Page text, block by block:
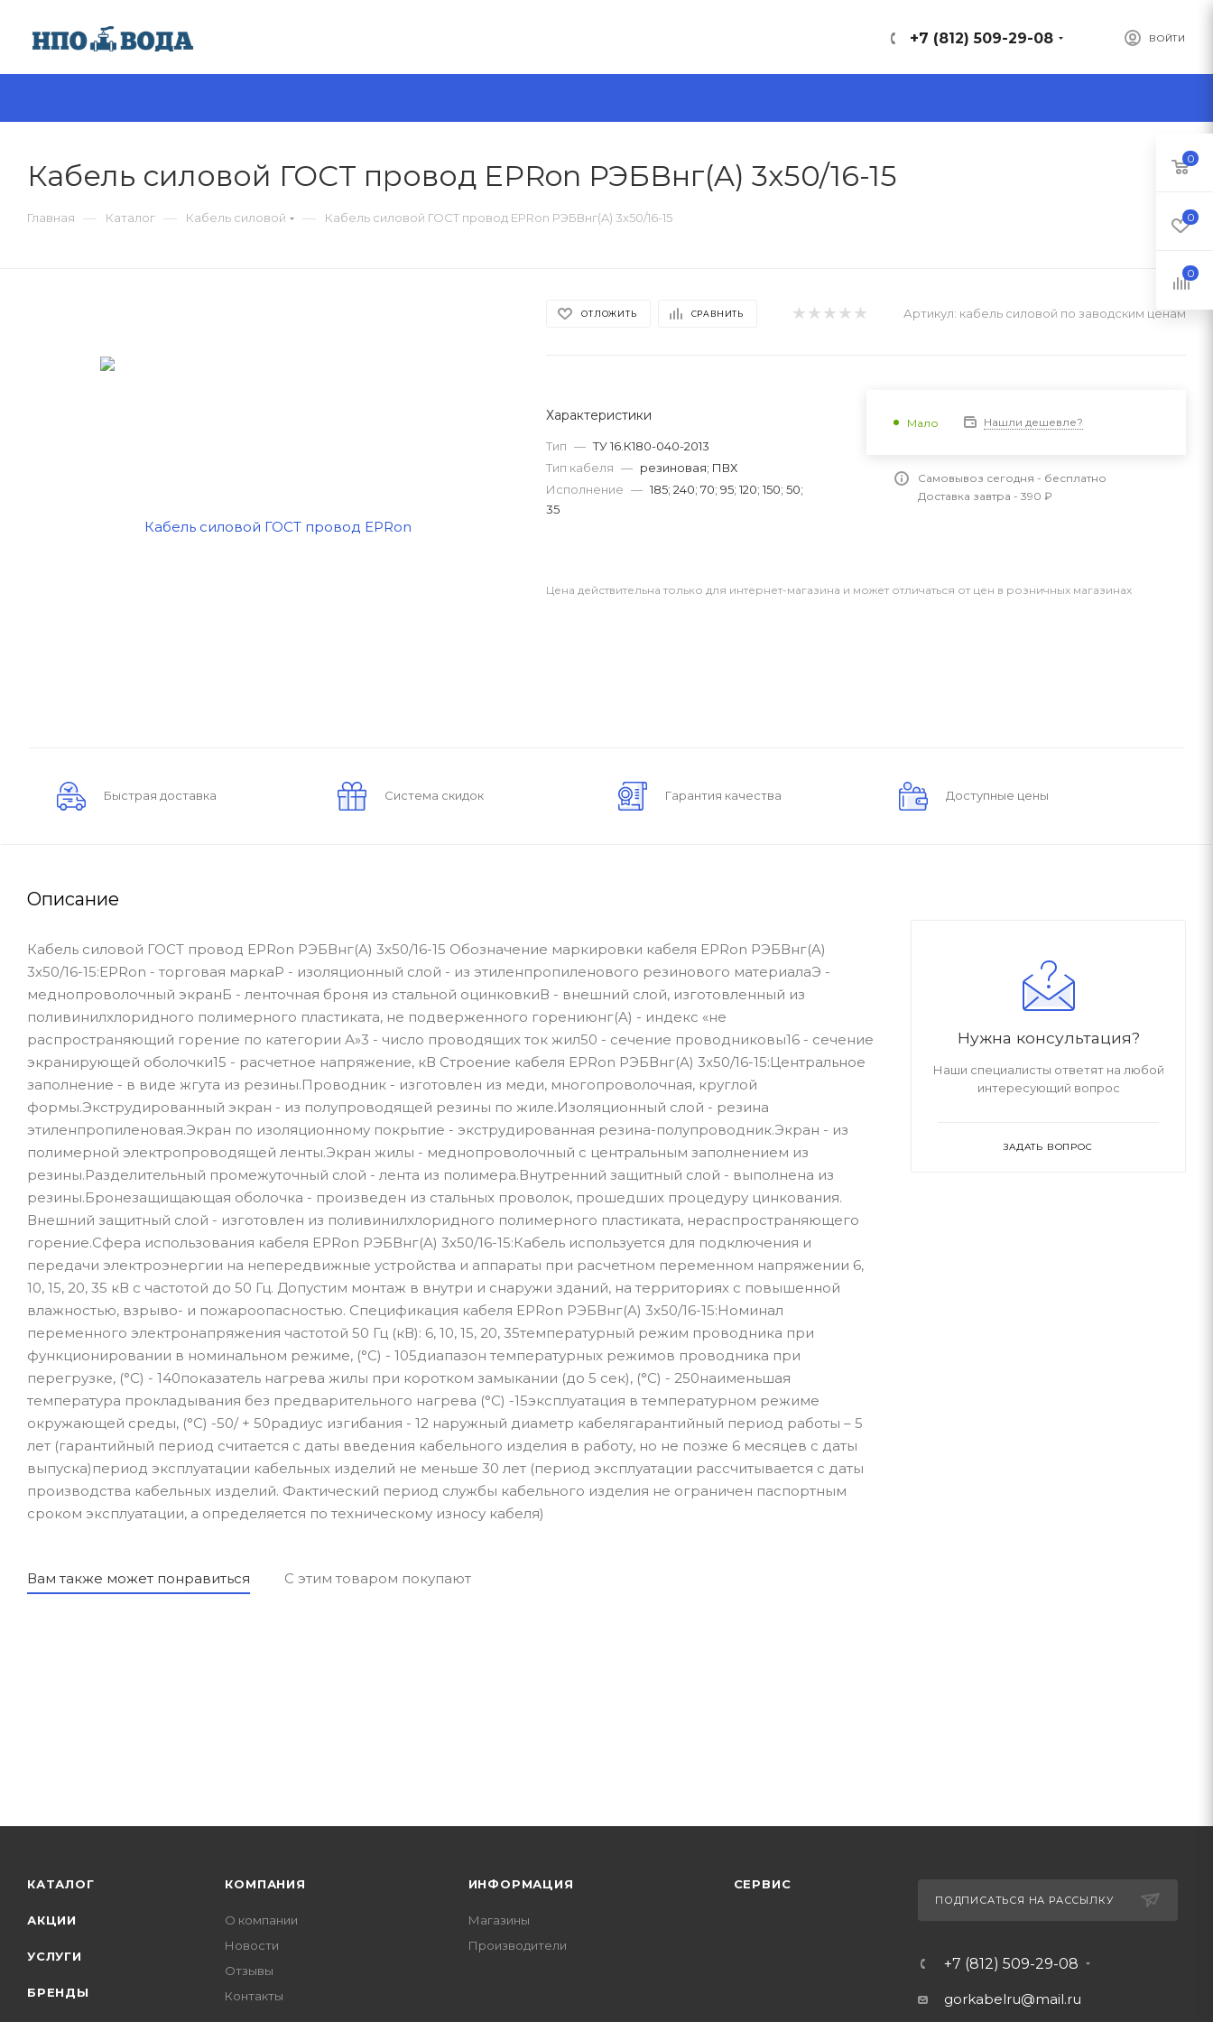
ВОЙТИ
+7 (812) 509-29-08
Кабель силовой ГОСТ провод EPRon РЭБВнг(A) 3x50/16-15
Главная — Каталог — Кабель силовой — Кабель силовой ГОСТ провод EPRon РЭБВнг(A) 3x50/16-15
ОТЛОЖИТЬ СРАВНИТЬ Артикул: кабель силовой по заводским ценам
Характеристики
Тип — ТУ 16.К180-040-2013
Тип кабеля — резиновая; ПВХ
Исполнение — 185; 240; 70; 95; 120; 150; 50;
35
Мало Нашли дешевле?
Самовывоз сегодня - бесплатно
Доставка завтра - 390 ₽
Цена действительна только для интернет-магазина и может отличаться от цен в розничных магазинах
Быстрая доставка Система скидок Гарантия качества Доступные цены
Описание
Кабель силовой ГОСТ провод EPRon РЭБВнг(A) 3x50/16-15 Обозначение маркировки кабеля EPRon РЭБВнг(A)
3x50/16-15:EPRon - торговая маркаР - изоляционный слой - из этиленпропиленового резинового материалаЭ -
меднопроволочный экранБ - ленточная броня из стальной оцинковкиВ - внешний слой, изготовленный из
поливинилхлоридного полимерного пластиката, не подверженного горениюнг(A) - индекс «не
распространяющий горение по категории А»3 - число проводящих ток жил50 - сечение проводниковы16 - сечение
экранирующей оболочки15 - расчетное напряжение, кВ Строение кабеля EPRon РЭБВнг(A) 3x50/16-15:Центральное
заполнение - в виде жгута из резины.Проводник - изготовлен из меди, многопроволочная, круглой
формы.Экструдированный экран - из полупроводящей резины по жиле.Изоляционный слой - резина
этиленпропиленовая.Экран по изоляционному покрытие - экструдированная резина-полупроводник.Экран - из
полимерной электропроводящей ленты.Экран жилы - меднопроволочный с центральным заполнением из
резины.Разделительный промежуточный слой - лента из полимера.Внутренний защитный слой - выполнена из
резины.Бронезащищающая оболочка - произведен из стальных проволок, прошедших процедуру цинкования.
Внешний защитный слой - изготовлен из поливинилхлоридного полимерного пластиката, нераспространяющего
горение.Сфера использования кабеля EPRon РЭБВнг(A) 3x50/16-15:Кабель используется для подключения и
передачи электроэнергии на непередвижные устройства и аппараты при расчетном переменном напряжении 6,
10, 15, 20, 35 кВ с частотой до 50 Гц. Допустим монтаж в внутри и снаружи зданий, на территориях с повышенной
влажностью, взрыво- и пожароопасностью. Спецификация кабеля EPRon РЭБВнг(A) 3x50/16-15:Номинал
переменного электронапряжения частотой 50 Гц (кВ): 6, 10, 15, 20, 35температурный режим проводника при
функционировании в номинальном режиме, (°С) - 105диапазон температурных режимов проводника при
перегрузке, (°С) - 140показатель нагрева жилы при коротком замыкании (до 5 сек), (°С) - 250наименьшая
температура прокладывания без предварительного нагрева (°С) -15эксплуатация в температурном режиме
окружающей среды, (°С) -50/ + 50радиус изгибания - 12 наружный диаметр кабелягарантийный период работы – 5
лет (гарантийный период считается с даты введения кабельного изделия в работу, но не позже 6 месяцев с даты
выпуска)период эксплуатации кабельных изделий не меньше 30 лет (период эксплуатации рассчитывается с даты
производства кабельных изделий. Фактический период службы кабельного изделия не ограничен паспортным
сроком эксплуатации, а определяется по техническому износу кабеля)
Вам также может понравиться С этим товаром покупают
Нужна консультация?
Наши специалисты ответят на любой
интересующий вопрос
ЗАДАТЬ ВОПРОС
КАТАЛОГ
АКЦИИ
УСЛУГИ
БРЕНДЫ
КОМПАНИЯ
О компании
Новости
Отзывы
Контакты
ИНФОРМАЦИЯ
Магазины
Производители
СЕРВИС
ПОДПИСАТЬСЯ НА РАССЫЛКУ
+7 (812) 509-29-08
gorkabelru@mail.ru
0
0
0